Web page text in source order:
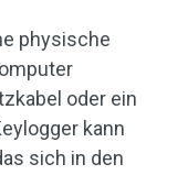
physische
oder ein
kann
sich in den